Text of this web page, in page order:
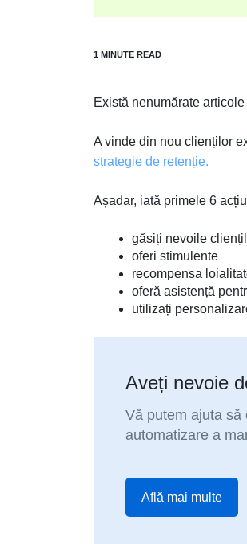
Există nenumărate
A vinde din nou clienților
strategie de retenție.
Așadar, iată primele 6
găsiți nevoile
oferi stimulente
recompensa
oferă asistență
utilizați
Aveți nevoie
Vă putem ajuta să
automatizare a
Află mai multe